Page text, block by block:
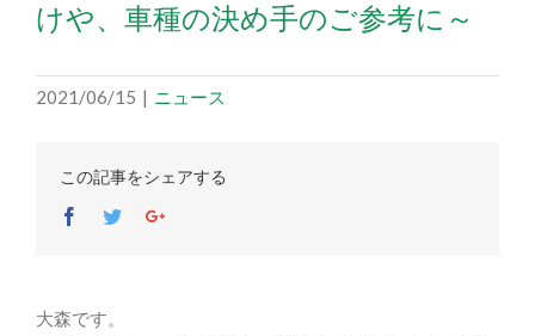
けや、車種の決め手のご参考に～
2021/06/15 | ニュース
この記事をシェアする
Facebook
TwitterGoogle+
大森です。